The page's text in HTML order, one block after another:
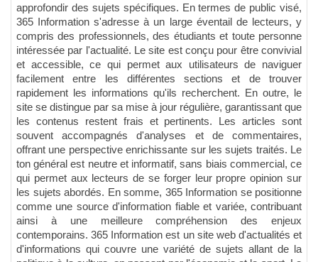
approfondir des sujets spécifiques. En termes de public visé,
365 Information s'adresse à un large éventail de lecteurs, y
compris des professionnels, des étudiants et toute personne
intéressée par l'actualité. Le site est conçu pour être convivial
et accessible, ce qui permet aux utilisateurs de naviguer
facilement entre les différentes sections et de trouver
rapidement les informations qu'ils recherchent. En outre, le
site se distingue par sa mise à jour régulière, garantissant que
les contenus restent frais et pertinents. Les articles sont
souvent accompagnés d'analyses et de commentaires,
offrant une perspective enrichissante sur les sujets traités. Le
ton général est neutre et informatif, sans biais commercial, ce
qui permet aux lecteurs de se forger leur propre opinion sur
les sujets abordés. En somme, 365 Information se positionne
comme une source d'information fiable et variée, contribuant
ainsi à une meilleure compréhension des enjeux
contemporains. 365 Information est un site web d'actualités et
d'informations qui couvre une variété de sujets allant de la